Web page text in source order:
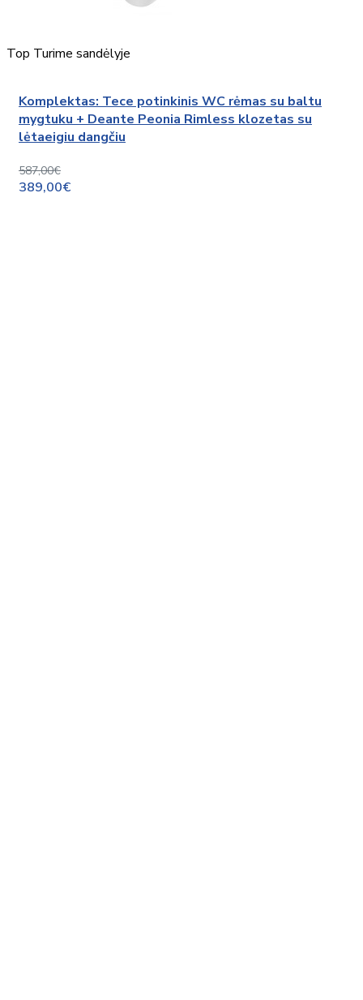
Top Turime sandėlyje
Komplektas: Tece potinkinis WC rėmas su baltu
mygtuku + Deante Peonia Rimless klozetas su
lėtaeigiu dangčiu
587,00€
389,00€